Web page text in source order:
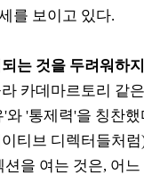
를 보이고 있다.
는 것을 두려워하
카데마르토리 같
와 '통제력'을 칭찬
티브 디렉터들처럼
션을 여는 것은, 어